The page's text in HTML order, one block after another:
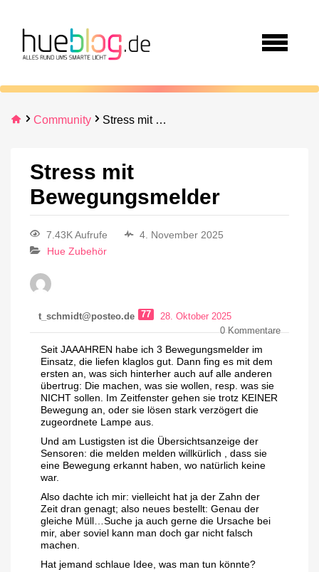
Community Stress mit Bewegungsmelder
Stress mit
Bewegungsmelder
7.43K Aufrufe
4. November 2025
Hue Zubehör
t_schmidt@posteo.de 77
28. Oktober 2025
0Kommentare
Seit JAAAHREN habe ich 3 Bewegungsmelder im
Einsatz, die liefen klaglos gut. Dann fing es mit dem
ersten an, was sich hinterher auch auf alle anderen
übertrug: Die machen, was sie wollen, resp. was sie
NICHT sollen. Im Zeitfenster gehen sie trotz KEINER
Bewegung an, oder sie lösen stark verzögert die
zugeordnete Lampe aus.
Und am Lustigsten ist die Übersichtsanzeige der
Sensoren: die melden melden willkürlich , dass sie
eine Bewegung erkannt haben, wo natürlich keine
war.
Also dachte ich mir: vielleicht hat ja der Zahn der
Zeit dran genagt; also neues bestellt: Genau der
gleiche Müll…Suche ja auch gerne die Ursache bei
mir, aber soviel kann man doch gar nicht falsch
machen.
Hat jemand schlaue Idee, was man tun könnte?